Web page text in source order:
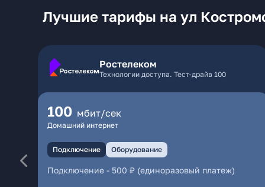
Лучшие тарифы на ул
Ростелеком
Технологии доступа. Тест-драйв 100
100 мбит/сек
Домашний интернет
Подключение Оборудование
Подключение - 500 ₽ (единоразовый платеж)